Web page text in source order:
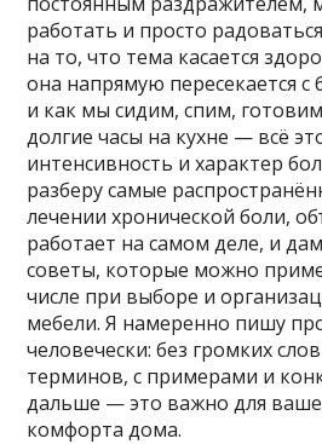
работать и просто
на то, что тема касается
она напрямую пересекается с
и как мы сидим, спим,
долгие часы на кухне — всё
интенсивность и характер
разберу самые
лечении хронической боли,
работает на самом деле, и
советы, которые можно
числе при выборе и
мебели. Я намеренно пишу
человечески: без громких
терминов, с примерами и
дальше — это важно для
комфорта дома.